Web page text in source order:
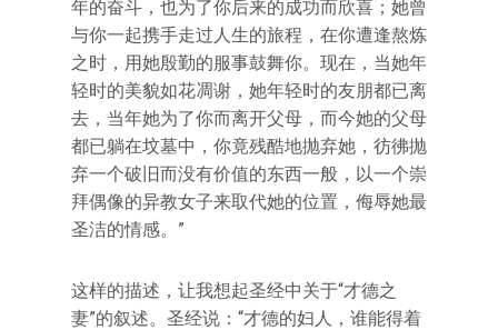
年的奋斗，也为了你后来的成功而欣喜；她曾
与你一起携手走过人生的旅程，在你遭逢熬炼
之时，用她殷勤的服事鼓舞你。现在，当她年
轻时的美貌如花凋谢，她年轻时的友朋都已离
去，当年她为了你而离开父母，而今她的父母
都已躺在坟墓中，你竟残酷地抛弃她，彷彿抛
弃一个破旧而没有价值的东西一般，以一个崇
拜偶像的异教女子来取代她的位置，侮辱她最
圣洁的情感。”
这样的描述，让我想起圣经中关于“才德之
妻”的叙述。圣经说：“才德的妇人，谁能得着